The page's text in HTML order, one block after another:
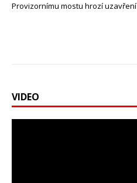
Provizornímu mostu hrozí uzavření
VIDEO